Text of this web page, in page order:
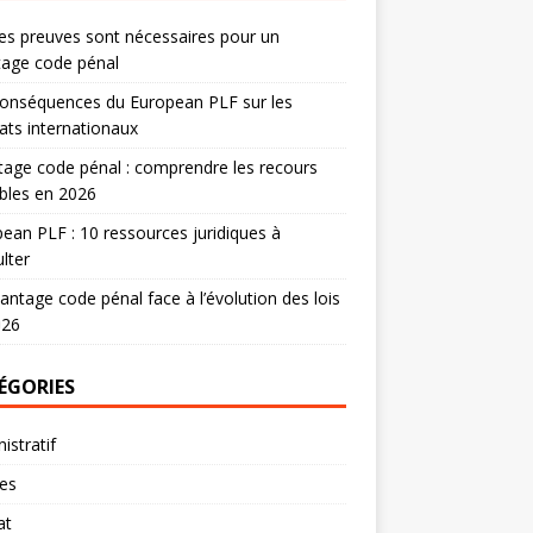
preuves sont nécessaires pour un
code pénal
du European PLF sur les
internationaux
code pénal : comprendre les recours
en 2026
PLF : 10 ressources juridiques à
code pénal face à l’évolution des lois